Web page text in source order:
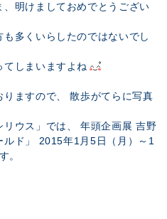
明けましておめでとうござい
多くいらしたのではないでし
しまいますよね
ますので、 散歩がてらに写真
ウス」では、 年頭企画展 吉野
ド」 2015年1月5日（月）～1
。